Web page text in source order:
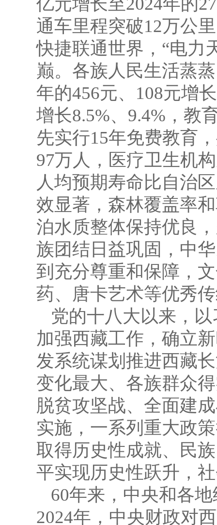
通车里程突破12万公
快捷联通世界，“电力
巅。各族人民生活蒸
年的456元、108元增
增长8.5%、9.4%，教
先实行15年免费教育
97万人，医疗卫生机
人均预期寿命比自治
效显著，森林覆盖率
泊水质整体保持优良
族团结日益巩固，中
到充分尊重和保障，
药、唐卡艺术等优秀
党的十八大以来，
加强西藏工作，确立
发系统谋划推进西藏
变化最大、各族群众
脱贫攻坚战、全面建
实施，一系列重大政
取得历史性成就、民
平实现历史性跃升，
60年来，中央和各
2024年，中央财政对